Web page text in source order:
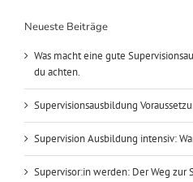
Neueste Beiträge
Was macht eine gute
du achten.
Supervisionsausbildung
Supervision Ausbildung intensiv:
Supervisor:in werden: Der Weg zur